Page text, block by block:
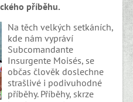
příběhu.
Na těch velkých setkáních,
kde nám vypráví
Subcomandante
Insurgente Moisés, se
občas člověk doslechne
strašlivé i podivuhodné
příběhy. Příběhy, skrze